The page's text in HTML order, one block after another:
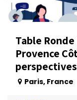
Table
Provence
Paris, France